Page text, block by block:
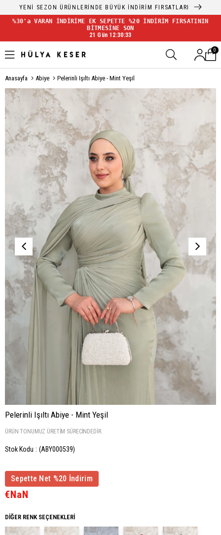
YENİ SEZON ÜRÜNLERİNDE BÜYÜK İNDİRİM FIRSATLARI
%30'a VARAN İNDİRİME EK SEPETTE %20 İNDİRİM FIRSATININ
BİTMESİNE SON
21 Gün 12:30:33
0
Anasayfa Abiye Pelerinli Işıltı Abiye - Mint Yeşil
Pelerinli Işıltı Abiye - Mint Yeşil
ÜRÜN TONUMUZ ÜRETİM SÜRECİNDEDİR.
Stok Kodu (ABY000539)
Sepette Net %20 İndirim
€NaN
DIĞER RENK SEÇENEKLERI